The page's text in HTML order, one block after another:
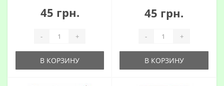
45 грн.
- +
В КОРЗИНУ
45 грн.
- +
В КОРЗИНУ